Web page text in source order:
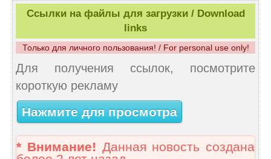
Ссылки на файлы для загрузки / Download
links
Только для личного пользования! / For personal use only!
Для получения ссылок, посмотрите
короткую рекламу
Нажмите для просмотра
* Внимание! Данная новость создана